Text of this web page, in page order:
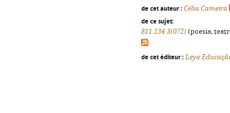
de cet auteur : Célia Cameira
de ce sujet:
811.134.3(072) (poesia,
de cet éditeur : Leya